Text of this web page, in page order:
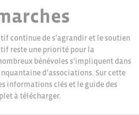
continue de s’agrandir et le soutien
reste une priorité pour la
bénévoles s’impliquent dans
d’associations. Sur cette
informations clés et le guide des
à télécharger.